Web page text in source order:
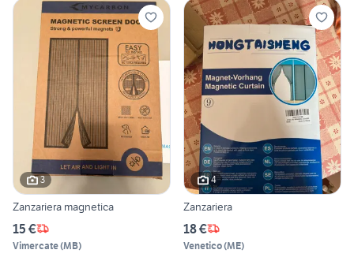
3
Zanzariera magnetica
15 €
Vimercate(MB)
4
Zanzariera
18 €
Venetico(ME)